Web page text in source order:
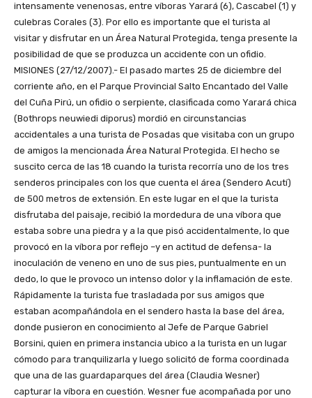
intensamente venenosas, entre víboras Yarará (6), Cascabel (1) y
culebras Corales (3). Por ello es importante que el turista al
visitar y disfrutar en un Área Natural Protegida, tenga presente la
posibilidad de que se produzca un accidente con un ofidio.
MISIONES (27/12/2007).- El pasado martes 25 de diciembre del
corriente año, en el Parque Provincial Salto Encantado del Valle
del Cuña Pirú, un ofidio o serpiente, clasificada como Yarará chica
(Bothrops neuwiedi diporus) mordió en circunstancias
accidentales a una turista de Posadas que visitaba con un grupo
de amigos la mencionada Área Natural Protegida. El hecho se
suscito cerca de las 18 cuando la turista recorría uno de los tres
senderos principales con los que cuenta el área (Sendero Acutí)
de 500 metros de extensión. En este lugar en el que la turista
disfrutaba del paisaje, recibió la mordedura de una víbora que
estaba sobre una piedra y a la que pisó accidentalmente, lo que
provocó en la víbora por reflejo –y en actitud de defensa- la
inoculación de veneno en uno de sus pies, puntualmente en un
dedo, lo que le provoco un intenso dolor y la inflamación de este.
Rápidamente la turista fue trasladada por sus amigos que
estaban acompañándola en el sendero hasta la base del área,
donde pusieron en conocimiento al Jefe de Parque Gabriel
Borsini, quien en primera instancia ubico a la turista en un lugar
cómodo para tranquilizarla y luego solicitó de forma coordinada
que una de las guardaparques del área (Claudia Wesner)
capturar la víbora en cuestión. Wesner fue acompañada por uno